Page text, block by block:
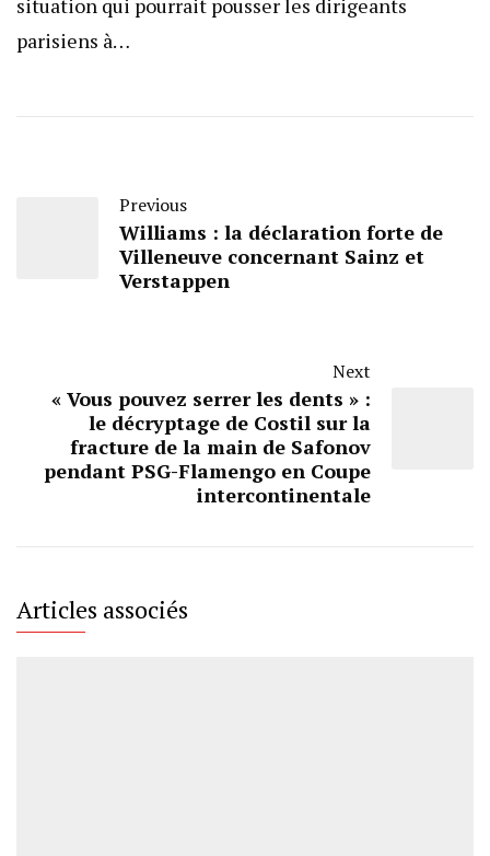
situation qui pourrait pousser les dirigeants
parisiens à…
Previous
Williams : la déclaration forte de
Villeneuve concernant Sainz et
Verstappen
Next
« Vous pouvez serrer les dents » :
le décryptage de Costil sur la
fracture de la main de Safonov
pendant PSG-Flamengo en Coupe
intercontinentale
Articles associés